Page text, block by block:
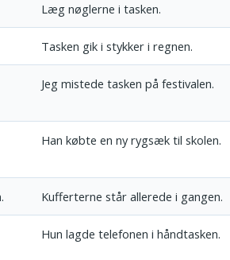
Læg nøglerne i tasken.
Tasken gik i stykker i regnen.
Jeg mistede tasken på festivalen.
Han købte en ny rygsæk til skolen.
Kufferterne står allerede i gangen.
Hun lagde telefonen i håndtasken.